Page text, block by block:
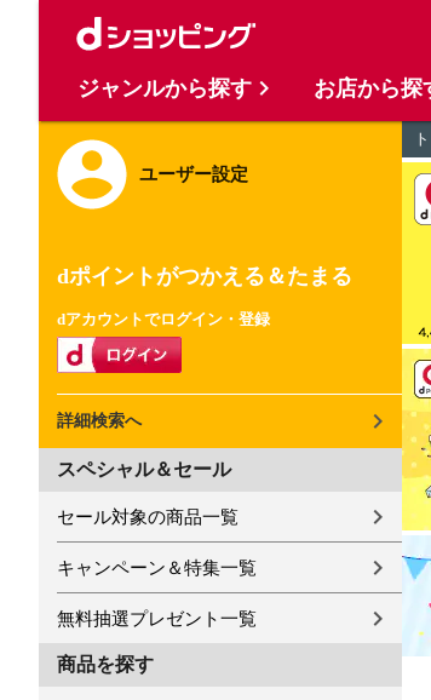
ユーザー設定
dポイントがつかえる＆たまる
dアカウントでログイン・登録
詳細検索へ
スペシャル＆セール
セール対象の商品一覧
キャンペーン＆特集一覧
無料抽選プレゼント一覧
商品を探す
ジャンルから探す お店から探